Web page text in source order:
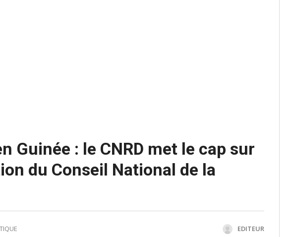
Guinée : le CNRD met le cap sur
du Conseil National de la
EDITEUR